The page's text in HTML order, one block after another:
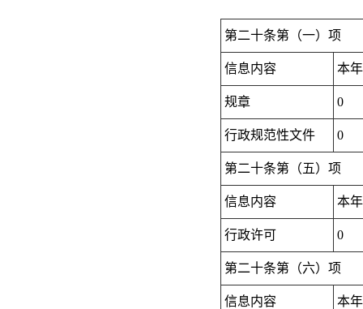
第二十条第（一）项
信息内容 本
规章 0
行政规范性文件 0
第二十条第（五）项
信息内容 本
行政许可 0
第二十条第（六）项
信息内容 本